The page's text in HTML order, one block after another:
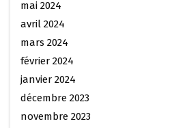
mai 2024
avril 2024
mars 2024
février 2024
janvier 2024
décembre 2023
novembre 2023